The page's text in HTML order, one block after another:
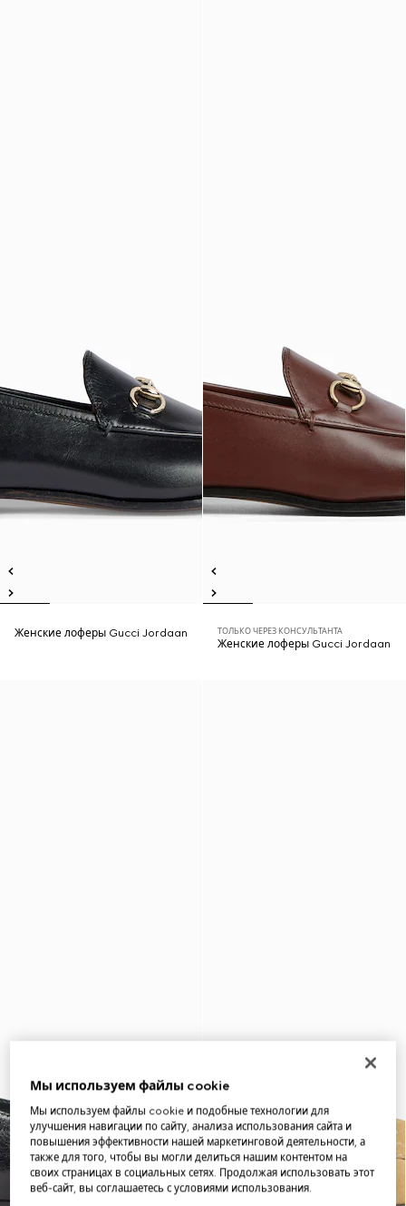
Женские лоферы Gucci Jordaan ТОЛЬКО ЧЕРЕЗ КОНСУЛЬТАНТА
Женские лоферы Gucci Jordaan
Мы используем файлы cookie
Мы используем файлы cookie и подобные технологии для
улучшения навигации по сайту, анализа использования сайта и
повышения эффективности нашей маркетинговой деятельности, а
также для того, чтобы вы могли делиться нашим контентом на
своих страницах в социальных сетях. Продолжая использовать этот
веб-сайт, вы соглашаетесь с условиями использования.